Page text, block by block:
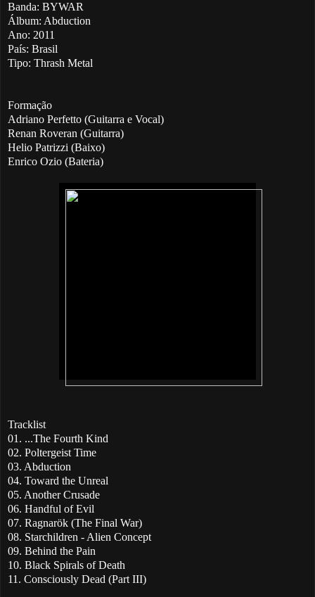
Banda: BYWAR
Álbum: Abduction
Ano: 2011
País: Brasil
Tipo: Thrash Metal
Formação
Adriano Perfetto (Guitarra e Vocal)
Renan Roveran (Guitarra)
Helio Patrizzi (Baixo)
Enrico Ozio (Bateria)
Tracklist
01. ...The Fourth Kind
02. Poltergeist Time
03. Abduction
04. Toward the Unreal
05. Another Crusade
06. Handful of Evil
07. Ragnarök (The Final War)
08. Starchildren - Alien Concept
09. Behind the Pain
10. Black Spirals of Death
11. Consciously Dead (Part III)